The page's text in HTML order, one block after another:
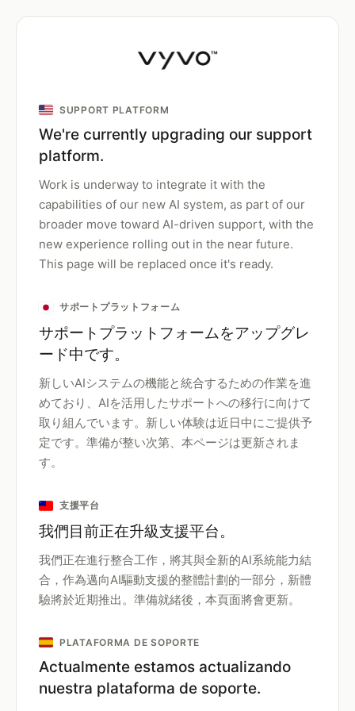
SUPPORT PLATFORM
We're currently upgrading our support
platform.
Work is underway to integrate it with the
capabilities of our new AI system, as part of our
broader move toward AI-driven support, with the
new experience rolling out in the near future.
This page will be replaced once it's ready.
サポートプラットフォーム
サポートプラットフォームをアップグレ
ード中です。
新しいAIシステムの機能と統合するための作業を進
めており、AIを活用したサポートへの移行に向けて
取り組んでいます。新しい体験は近日中にご提供予
定です。準備が整い次第、本ページは更新されま
す。
支援平台
我們目前正在升級支援平台。
我們正在進行整合工作，將其與全新的AI系統能力結
合，作為邁向AI驅動支援的整體計劃的一部分，新體
驗將於近期推出。準備就緒後，本頁面將會更新。
PLATAFORMA DE SOPORTE
Actualmente estamos actualizando
nuestra plataforma de soporte.